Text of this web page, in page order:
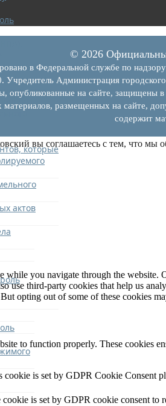
вреда
которые
актов
© 2026
в Федеральной службе по
Администрация
опубликованные на сайте, защищены
размещенных на сайте,
содержит
вы соглашаетесь с тем, что
you navigate through the website.
use third-party cookies that help us
opting out of some of these cookies
to function properly. These cookies
cookie is set by GDPR Cookie Consent
cookie is set by GDPR cookie consent to